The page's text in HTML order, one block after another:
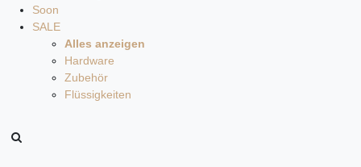
Soon
SALE
Alles anzeigen
Hardware
Zubehör
Flüssigkeiten